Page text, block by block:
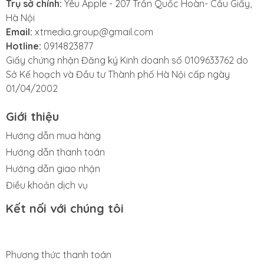
lượng và tính thẩm mỹ. Dưới đây là những dấu hiệu
phổ biến:
- Mặt kính bị nứt hoặc vỡ nhưng màn hình vẫn hiển thị
tốt.
- Cảm ứng vẫn nhạy, không bị đơ hay loạn.
hoặc ảnh hưởng đến hiển thị.
- Kính bị bong keo, có bọt khí hoặc bụi lọt vào giữa
lớp kính và màn hình.
- Máy từng thay kính trước đó nhưng sử dụng kính
kém chất lượng, dễ vỡ lại.
Trụ sở chính: Yêu Apple - 207 Trần Quốc Hoàn- Cầu Giấy,
Hà Nội
Email: xtmedia.group@gmail.com
Hotline: 0914823877
Giấy chứng nhận Đăng ký Kinh doanh số 0109633762 do
Sở Kế hoạch và Đầu tư Thành phố Hà Nội cấp ngày
01/04/2002
Giới thiệu
Hướng dẫn mua hàng
Hướng dẫn thanh toán
Hướng dẫn giao nhận
Điều khoản dịch vụ
Kết nối với chúng tôi
Phương thức thanh toán